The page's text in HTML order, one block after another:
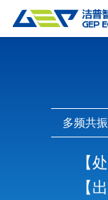
解决方案
多频共
【
【